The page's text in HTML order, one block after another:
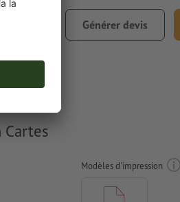
Générer devis
Modèles d'impression